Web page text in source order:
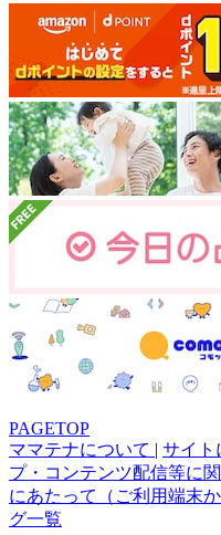
PAGETOP
ママテナについて | サイト
プ・コンテンツ配信等に
にあたって（ご利用端末
グ一覧